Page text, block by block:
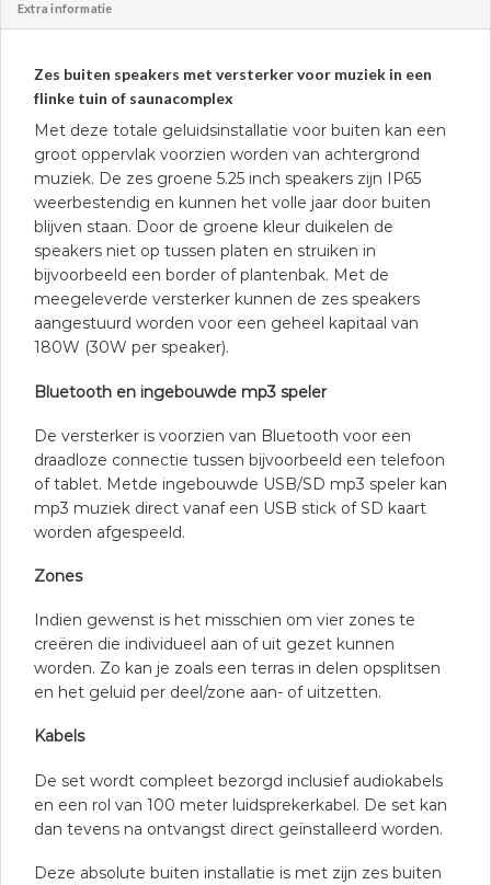
Extra informatie
Zes buiten speakers met versterker voor muziek in een
flinke tuin of saunacomplex
Met deze totale geluidsinstallatie voor buiten kan een
groot oppervlak voorzien worden van achtergrond
muziek. De zes groene 5.25 inch speakers zijn IP65
weerbestendig en kunnen het volle jaar door buiten
blijven staan. Door de groene kleur duikelen de
speakers niet op tussen platen en struiken in
bijvoorbeeld een border of plantenbak. Met de
meegeleverde versterker kunnen de zes speakers
aangestuurd worden voor een geheel kapitaal van
180W (30W per speaker).
Bluetooth en ingebouwde mp3 speler
De versterker is voorzien van Bluetooth voor een
draadloze connectie tussen bijvoorbeeld een telefoon
of tablet. Metde ingebouwde USB/SD mp3 speler kan
mp3 muziek direct vanaf een USB stick of SD kaart
worden afgespeeld.
Zones
Indien gewenst is het misschien om vier zones te
creëren die individueel aan of uit gezet kunnen
worden. Zo kan je zoals een terras in delen opsplitsen
en het geluid per deel/zone aan- of uitzetten.
Kabels
De set wordt compleet bezorgd inclusief audiokabels
en een rol van 100 meter luidsprekerkabel. De set kan
dan tevens na ontvangst direct geïnstalleerd worden.
Deze absolute buiten installatie is met zijn zes buiten